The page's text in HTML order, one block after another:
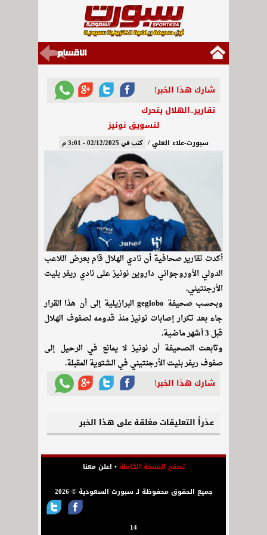
شارك هذا الخبر!
تقارير..الهلال يتحرك
لتسويق نونيز
سبورت-علاء العلي / كتب في 02/12/2025 - 3:01 م
أكدت تقارير صحافية أن نادي الهلال قام بعرض اللاعب
الدولي الأوروجواني داروين نونيز على نادي ريفر بليت
الأرجنتيني.
وبحسب صحيفة geglobo البرازيلية إلى أن هذا القرار
جاء بعد تكرار إصابات نونيز منذ قدومه لصفوف الهلال
قبل 3 أشهر ماضية.
وتابعت الصحيفة أن نونيز لا يمانع في الرحيل إلى
صفوف ريفر بليت الأرجنتيني في الشتوية المقبلة.
شارك هذا الخبر!
عذراً التعليقات مغلقة على هذا الخبر
تصفح النسخة الكاملة• اعلن معنا
جميع الحقوق محفوظة لـ سبورت السعودية © 2026
14